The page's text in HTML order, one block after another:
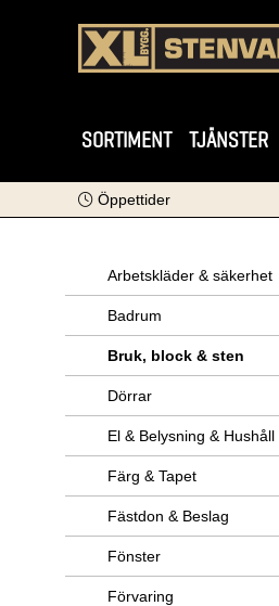
SORTIMENT TJÄNSTER
Öppettider
Arbetskläder & säkerhet
Badrum
Bruk, block & sten
Dörrar
El & Belysning & Hushåll
Färg & Tapet
Fästdon & Beslag
Fönster
Förvaring